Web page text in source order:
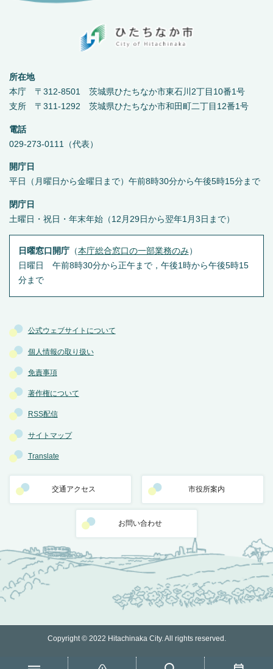
公式ウェブサイトについて
個人情報の取り扱い
免責事項
著作権について
RSS配信
サイトマップ
Translate
交通アクセス 市役所案内
お問い合わせ
所在地
本庁 〒312-8501 茨城県ひたちなか市東石川2丁目10番1号
支所 〒311-1292 茨城県ひたちなか市和田町二丁目12番1号
電話
029-273-0111（代表）
開庁日
平日（月曜日から金曜日まで）午前8時30分から午後5時15分まで
閉庁日
土曜日・祝日・年末年始（12月29日から翌年1月3日まで）
日曜窓口開庁（本庁総合窓口の一部業務のみ ）
日曜日 午前8時30分から正午まで，午後1時から午後5時15
分まで
Copyright © 2022 Hitachinaka City. All rights reserved.